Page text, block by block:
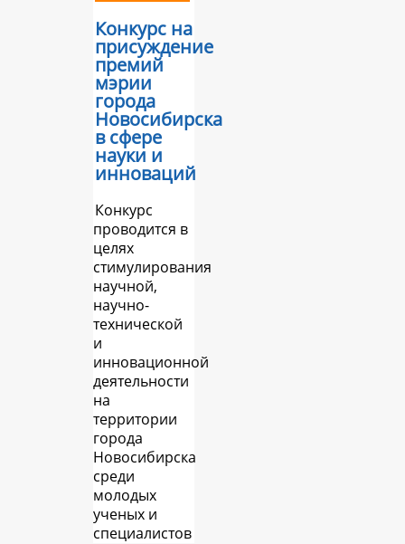
Конкурс на
присуждение
премий
мэрии
города
Новосибирска
в сфере
науки и
инноваций
Конкурс
проводится в
целях
стимулирования
научной,
научно-
технической
и
инновационной
деятельности
на
территории
города
Новосибирска
среди
молодых
ученых и
специалистов